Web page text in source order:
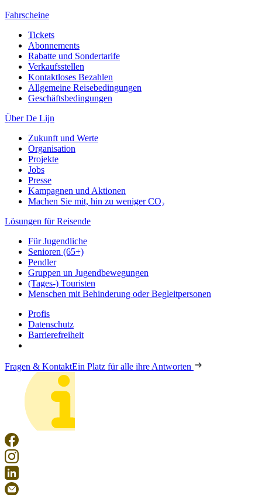
Fahrscheine
Tickets
Abonnements
Rabatte und Sondertarife
Verkaufsstellen
Kontaktloses Bezahlen
Allgemeine Reisebedingungen
Geschäftsbedingungen
Über De Lijn
Zukunft und Werte
Organisation
Projekte
Jobs
Presse
Kampagnen und Aktionen
Machen Sie mit, hin zu weniger CO₂
Lösungen für Reisende
Für Jugendliche
Senioren (65+)
Pendler
Gruppen un Jugendbewegungen
(Tages-) Touristen
Menschen mit Behinderung oder Begleitpersonen
Profis
Datenschutz
Barrierefreiheit
Fragen & KontaktEin Platz für alle ihre Antworten